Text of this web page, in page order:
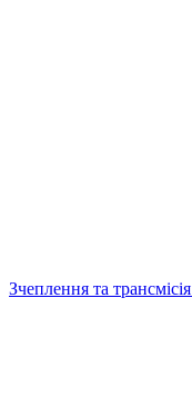
Зчеплення та трансмісія